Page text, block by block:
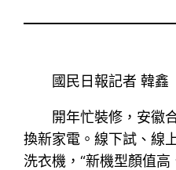
國民日報記者 韓鑫
開年忙裝修，安徽
換新家電。線下試、線
洗衣機，“新機型顏值